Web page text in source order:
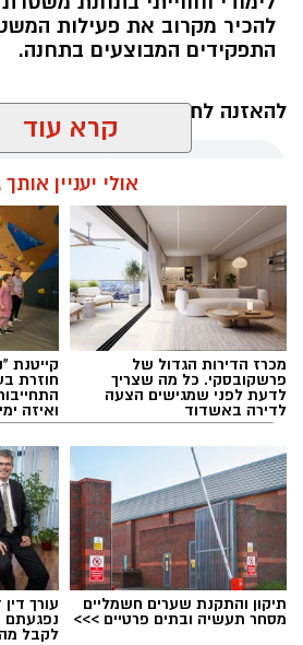
להכיר מקרוב את פעילות
התפקידים המבוצעים בתחנה.
להאזנה לתוכן:
אלדה נתנאל / 10:13 07.08.26
תגים:בני הנוער בתחנת משטרת
קרא עוד
אולי יעניין
מכרז הדירות הגדול של
פרשקובסקי. כל מה שצריך
לדעת לפני שמגישים הצעה
לדירה באשדוד
קייטנת
חוזרת
ואיזה
תיקון והתקנת שערים חשמליים
מסחר תעשיה ובתים פרטיים >>>
עורך
נפגעתם
לקבל